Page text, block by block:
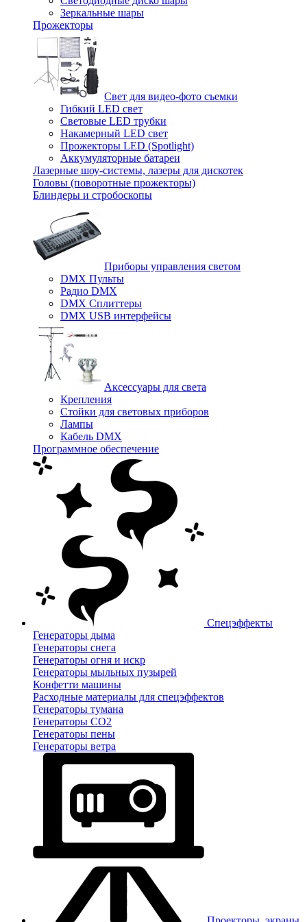
Зеркальные шары
Прожекторы
Свет для видео-фото съемки
Гибкий LED свет
Световые LED трубки
Накамерный LED свет
Прожекторы LED (Spotlight)
Аккумуляторные батареи
Лазерные шоу-системы, лазеры для дискотек
Головы (поворотные прожекторы)
Блиндеры и стробоскопы
Приборы управления светом
DMX Пульты
Радио DMX
DMX Сплиттеры
DMX USB интерфейсы
Аксессуары для света
Крепления
Стойки для световых приборов
Лампы
Кабель DMX
Программное обеспечение
Спецэффекты
Генераторы дыма
Генераторы снега
Генераторы огня и искр
Генераторы мыльных пузырей
Конфетти машины
Расходные материалы для спецэффектов
Генераторы тумана
Генераторы CO2
Генераторы пены
Генераторы ветра